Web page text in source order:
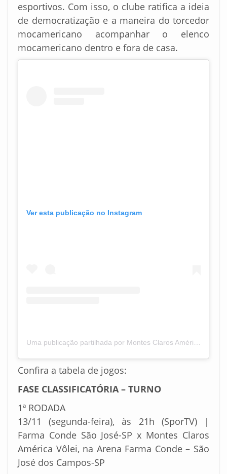
esportivos. Com isso, o clube ratifica a ideia
de democratização e a maneira do torcedor
mocamericano acompanhar o elenco
mocamericano dentro e fora de casa.
Ver esta publicação no Instagram
Uma publicação partilhada por Montes Claros América Vôlei (@mocamericavoleioficial)
Confira a tabela de jogos:
FASE CLASSIFICATÓRIA – TURNO
1ª RODADA
13/11 (segunda-feira), às 21h (SporTV) |
Farma Conde São José-SP x Montes Claros
América Vôlei, na Arena Farma Conde – São
José dos Campos-SP